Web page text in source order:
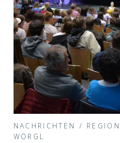
NACHRICHTEN / REGION
WÖRGL